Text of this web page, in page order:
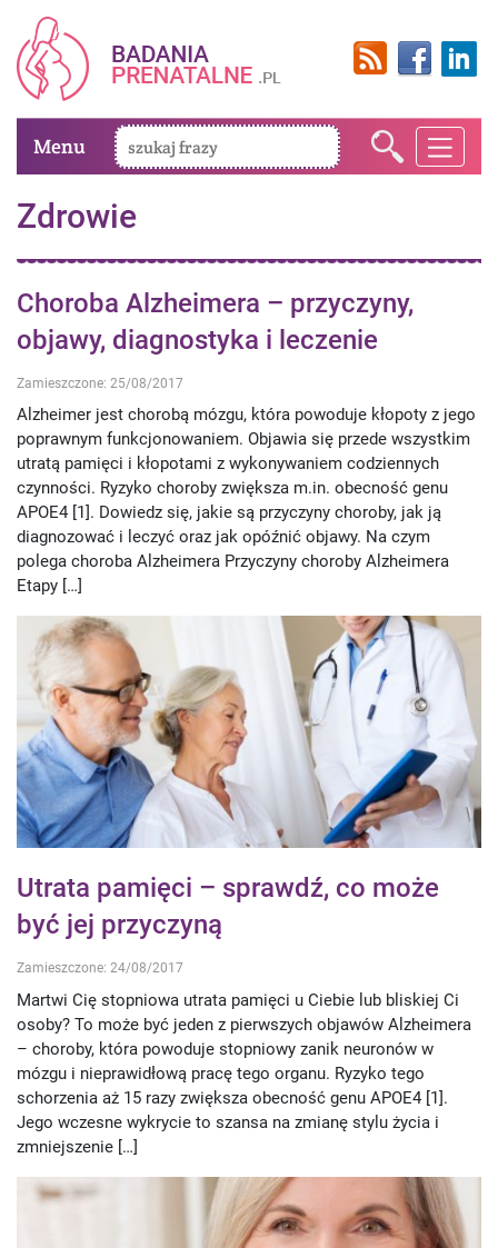
Menu
Zdrowie
Choroba Alzheimera – przyczyny,
objawy, diagnostyka i leczenie
Zamieszczone: 25/08/2017
Alzheimer jest chorobą mózgu, która powoduje kłopoty z jego
poprawnym funkcjonowaniem. Objawia się przede wszystkim
utratą pamięci i kłopotami z wykonywaniem codziennych
czynności. Ryzyko choroby zwiększa m.in. obecność genu
APOE4 [1]. Dowiedz się, jakie są przyczyny choroby, jak ją
diagnozować i leczyć oraz jak opóźnić objawy. Na czym
polega choroba Alzheimera Przyczyny choroby Alzheimera
Etapy […]
Utrata pamięci – sprawdź, co może
być jej przyczyną
Zamieszczone: 24/08/2017
Martwi Cię stopniowa utrata pamięci u Ciebie lub bliskiej Ci
osoby? To może być jeden z pierwszych objawów Alzheimera
– choroby, która powoduje stopniowy zanik neuronów w
mózgu i nieprawidłową pracę tego organu. Ryzyko tego
schorzenia aż 15 razy zwiększa obecność genu APOE4 [1].
Jego wczesne wykrycie to szansa na zmianę stylu życia i
zmniejszenie […]